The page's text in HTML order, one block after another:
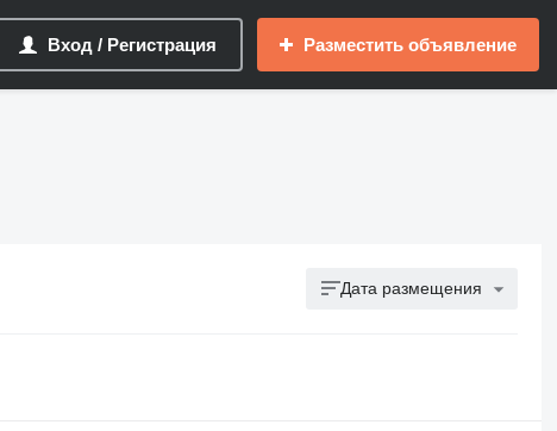
Вход / Регистрация Разместить объявление
Дата размещения